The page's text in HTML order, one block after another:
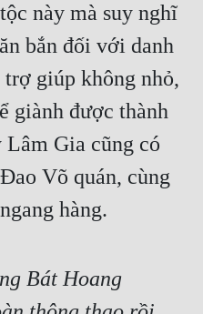
này mà suy nghĩ
bắn đối với danh
giúp không nhỏ,
giành được thành
Lâm Gia cũng có
Võ quán, cùng
hàng.
Bát Hoang